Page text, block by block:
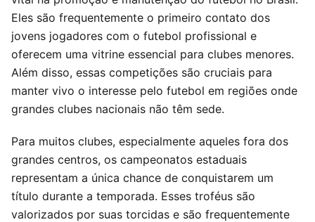
Eles são frequentemente o primeiro contato dos
jovens jogadores com o futebol profissional e
oferecem uma vitrine essencial para clubes menores.
Além disso, essas competições são cruciais para
manter vivo o interesse pelo futebol em regiões onde
grandes clubes nacionais não têm sede.
Para muitos clubes, especialmente aqueles fora dos
grandes centros, os campeonatos estaduais
representam a única chance de conquistarem um
título durante a temporada. Esses troféus são
valorizados por suas torcidas e são frequentemente